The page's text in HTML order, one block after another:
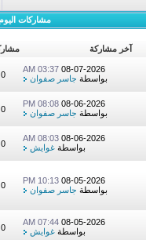
مشاركات اليوم
آخر مشاركة
08-07-2026
03:37 AM
بواسطة جاسر صفوان 0
08-06-2026
08:08 PM
بواسطة جاسر صفوان 0
08-06-2026
08:03 AM
بواسطة غوايش 0
08-05-2026
10:13 PM
بواسطة جاسر صفوان 0
08-05-2026
07:44 AM
بواسطة غوايش 0